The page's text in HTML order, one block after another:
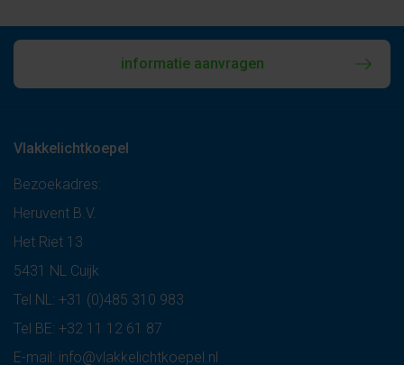
informatie aanvragen
Vlakkelichtkoepel
Bezoekadres:
Heruvent B.V.
Het Riet 13
5431 NL Cuijk
Tel NL: +31 (0)485 310 983
Tel BE: +32 11 12 61 87
E-mail: info@vlakkelichtkoepel.nl